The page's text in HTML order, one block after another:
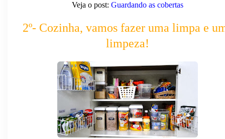
Veja o post: Guardando as cobertas
2º- Cozinha, vamos fazer uma limpa e
limpeza!